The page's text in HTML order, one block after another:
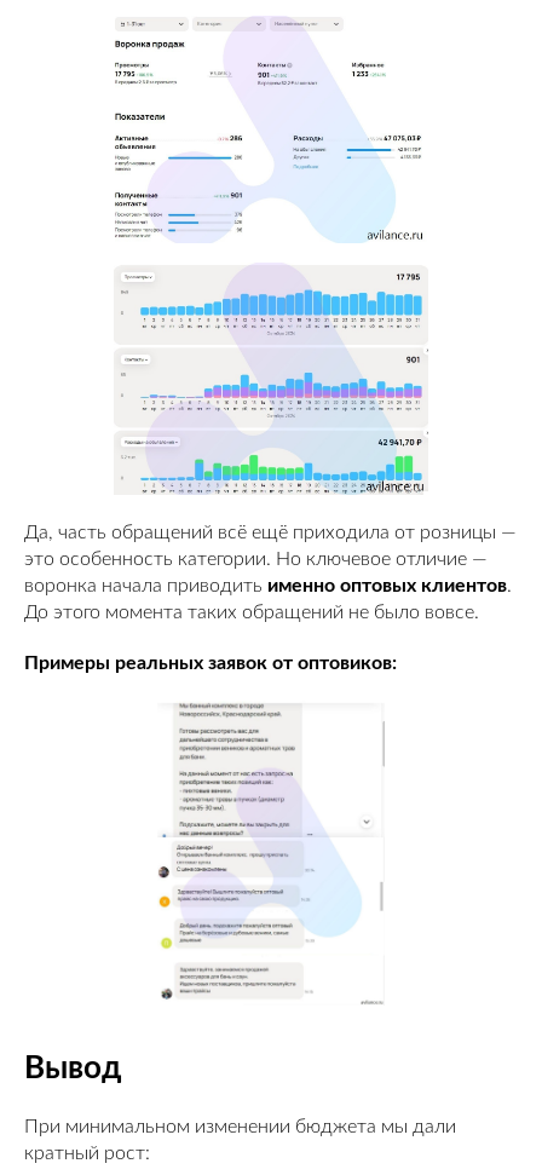
Да, часть обращений всё ещё приходила от розницы —
это особенность категории. Но ключевое отличие —
воронка начала приводить именно оптовых клиентов.
До этого момента таких обращений не было вовсе.
Примеры реальных заявок от оптовиков:
Вывод
При минимальном изменении бюджета мы дали
кратный рост: